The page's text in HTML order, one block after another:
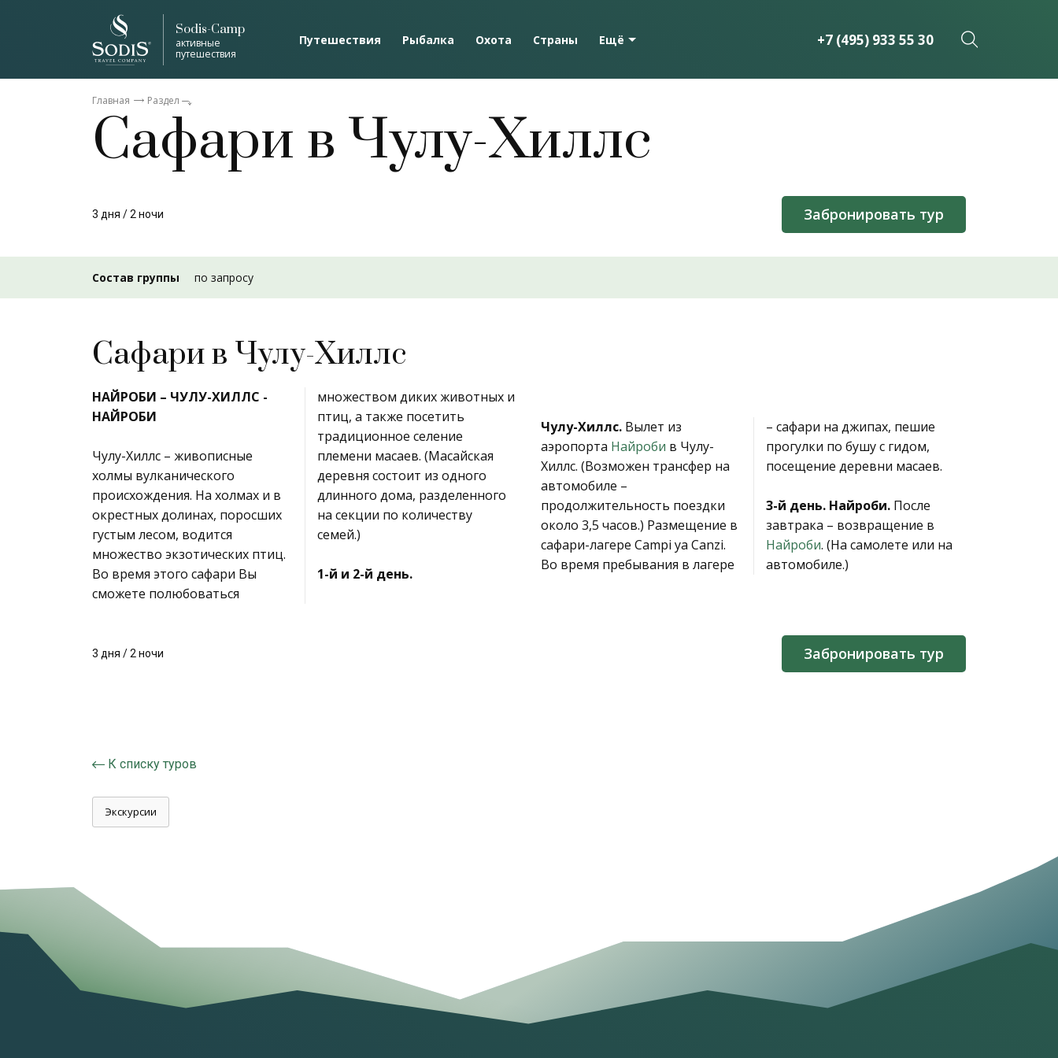
Sodis-Camp
активные
путешествия
Путешествия Рыбалка Охота Страны Ещё +7 (495) 933 55 30
Главная Раздел
Сафари в Чулу-Хиллс
3 дня / 2 ночи Забронировать тур
Состав группы по запросу
Сафари в Чулу-Хиллс
НАЙРОБИ – ЧУЛУ-ХИЛЛС -
НАЙРОБИ
Чулу-Хиллс – живописные
холмы вулканического
происхождения. На холмах и в
окрестных долинах, поросших
густым лесом, водится
множество экзотических птиц.
Во время этого сафари Вы
сможете полюбоваться
множеством диких животных и
птиц, а также посетить
традиционное селение
племени масаев. (Масайская
деревня состоит из одного
длинного дома, разделенного
на секции по количеству
семей.)
1-й и 2-й день.
Чулу-Хиллс. Вылет из
аэропорта Найроби в Чулу-
Хиллс. (Возможен трансфер на
автомобиле –
продолжительность поездки
около 3,5 часов.) Размещение в
сафари-лагере Campi ya Canzi.
Во время пребывания в лагере
– сафари на джипах, пешие
прогулки по бушу с гидом,
посещение деревни масаев.
3-й день. Найроби. После
завтрака – возвращение в
Найроби. (На самолете или на
автомобиле.)
3 дня / 2 ночи Забронировать тур
К списку туров
Экскурсии